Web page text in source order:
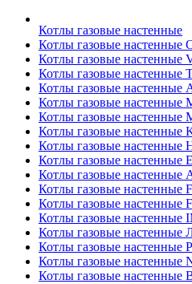
Котлы газовые настенные
Котлы газовые настенные
Котлы газовые настенные
Котлы газовые настенные
Котлы газовые настенные
Котлы газовые настенные
Котлы газовые настенные
Котлы газовые
Котлы газовые настенные
Котлы газовые настенные
Котлы газовые настенные
Котлы газовые настенные
Котлы газовые настенные
Котлы газовые настенные
Котлы газовые
Котлы газовые настенные
Котлы газовые настенные
Котлы газовые настенные